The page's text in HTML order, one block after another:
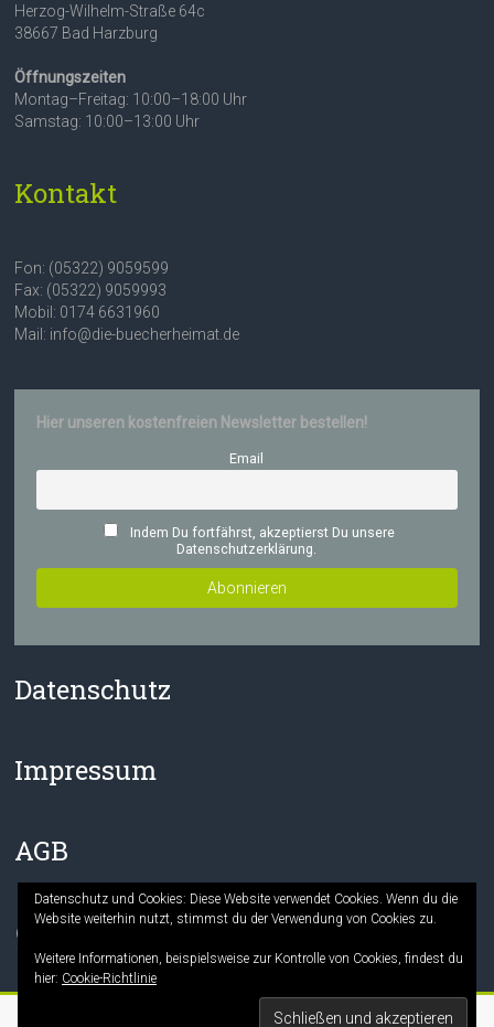
Herzog-Wilhelm-Straße 64c
38667 Bad Harzburg
Öffnungszeiten
Montag–Freitag: 10:00–18:00 Uhr
Samstag: 10:00–13:00 Uhr
Kontakt
Fon: (05322) 9059599
Fax: (05322) 9059993
Mobil: 0174 6631960
Mail: info@die-buecherheimat.de
Hier unseren kostenfreien Newsletter bestellen!
Email
Indem Du fortfährst, akzeptierst Du unsere
Datenschutzerklärung.
Datenschutz
Impressum
AGB
Facebook
Instagram
Die Mitmach-Buchhandlung. Alle Rechte vorbehalten.
Datenschutz und Cookies: Diese Website verwendet Cookies. Wenn du die
Website weiterhin nutzt, stimmst du der Verwendung von Cookies zu.
Weitere Informationen, beispielsweise zur Kontrolle von Cookies, findest du
hier: Cookie-Richtlinie